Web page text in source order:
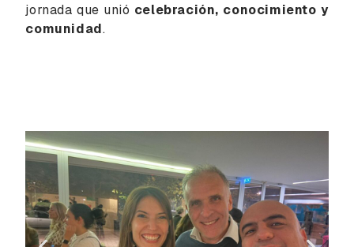
jornada que unió celebración, conocimiento y
comunidad.